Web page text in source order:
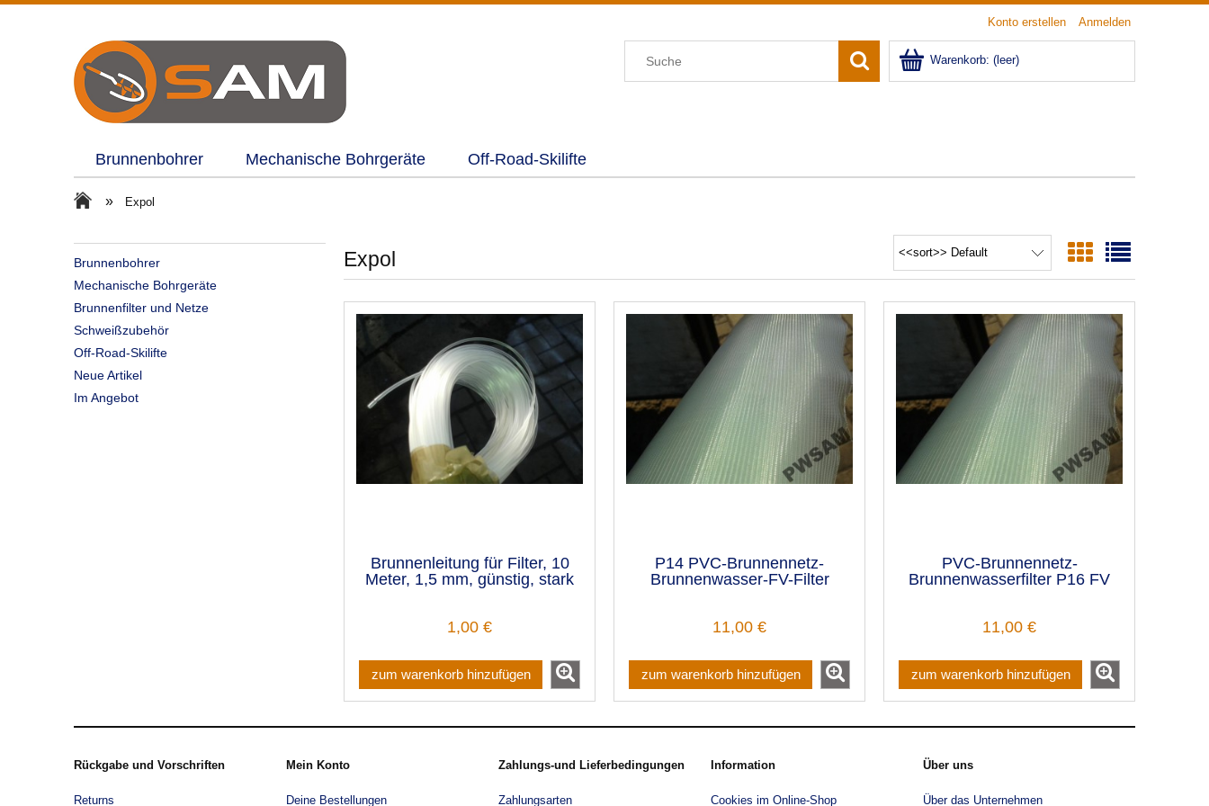
Konto erstellen Anmelden
Warenkorb: (leer)
Brunnenbohrer Mechanische Bohrgeräte Off-Road-Skilifte
» Expol
Brunnenbohrer
Mechanische Bohrgeräte
Brunnenfilter und Netze
Schweißzubehör
Off-Road-Skilifte
Neue Artikel
Im Angebot
Expol
Brunnenleitung für Filter, 10
Meter, 1,5 mm, günstig, stark
1,00 €
zum warenkorb hinzufügen
P14 PVC-Brunnennetz-
Brunnenwasser-FV-Filter
11,00 €
zum warenkorb hinzufügen
PVC-Brunnennetz-
Brunnenwasserfilter P16 FV
11,00 €
zum warenkorb hinzufügen
Rückgabe und Vorschriften
Returns
Mein Konto
Deine Bestellungen
Zahlungs-und Lieferbedingungen
Zahlungsarten
Information
Cookies im Online-Shop
Über uns
Über das Unternehmen